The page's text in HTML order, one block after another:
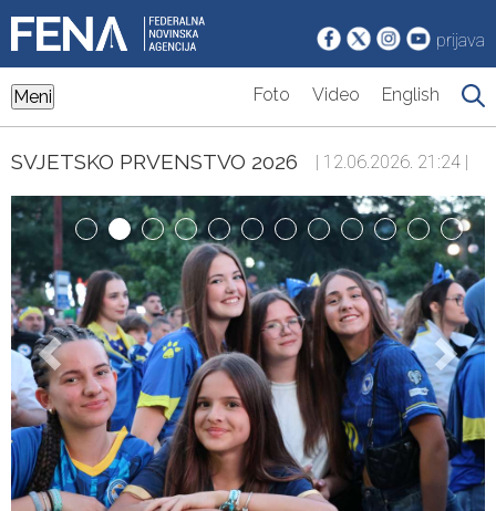
prijava
Meni Foto Video English
SVJETSKO PRVENSTVO 2026 | 12.06.2026. 21:24 |